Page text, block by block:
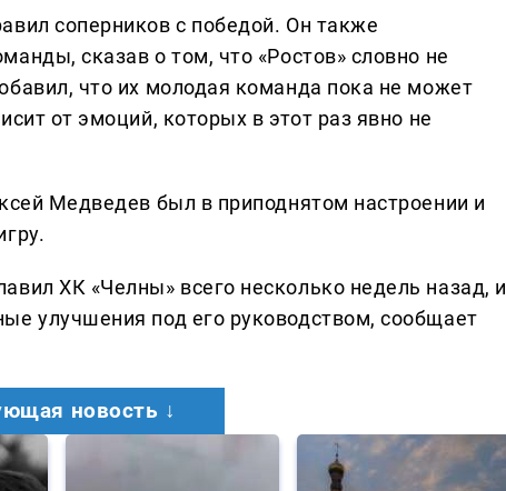
соперников с победой. Он также
сказав о том, что «Ростов» словно не
что их молодая команда пока не может
от эмоций, которых в этот раз явно не
Медведев был в приподнятом настроении и
ХК «Челны» всего несколько недель назад, и
улучшения под его руководством, сообщает
новость ↓